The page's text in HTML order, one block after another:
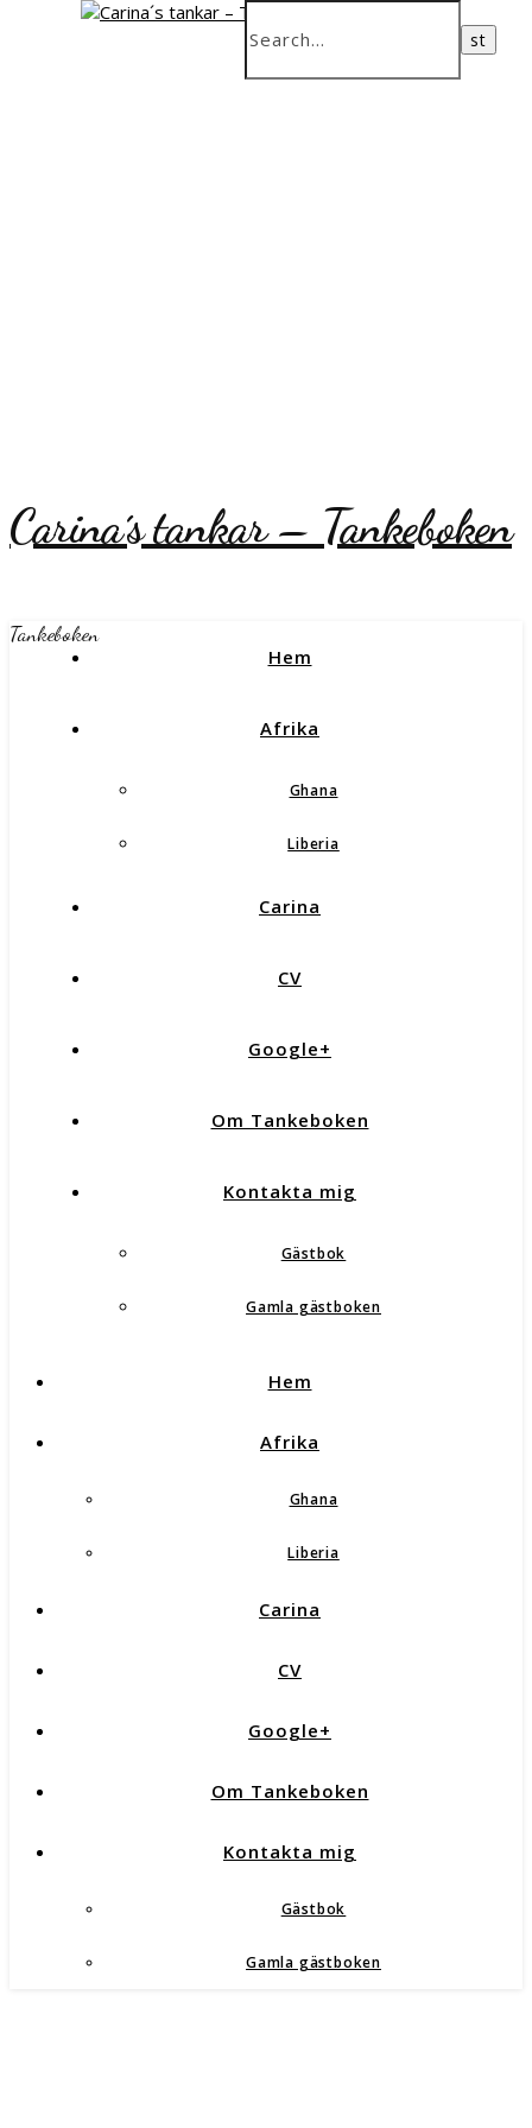
Carina´s tankar – Tankeboken
Tankeboken
Hem
Afrika
Ghana
Liberia
Carina
CV
Google+
Om Tankeboken
Kontakta mig
Gästbok
Gamla gästboken
Hem
Afrika
Ghana
Liberia
Carina
CV
Google+
Om Tankeboken
Kontakta mig
Gästbok
Gamla gästboken